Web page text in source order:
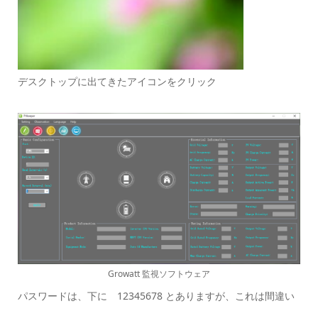
デスクトップに出てきたアイコンをクリック
Growatt 監視ソフトウェア
パスワードは、下に 12345678 とありますが、これは間違い